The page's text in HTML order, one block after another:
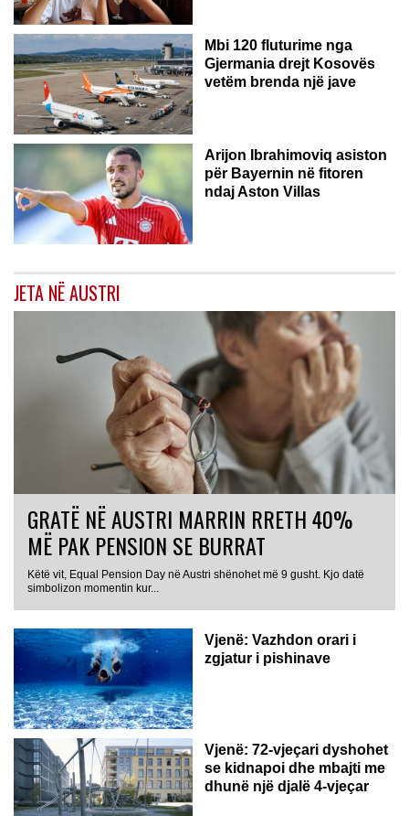
Mbi 120 fluturime nga
Gjermania drejt Kosovës
vetëm brenda një jave
Arijon Ibrahimoviq asiston
për Bayernin në fitoren
ndaj Aston Villas
JETA NË AUSTRI
GRATË NË AUSTRI MARRIN RRETH 40%
MË PAK PENSION SE BURRAT
Këtë vit, Equal Pension Day në Austri shënohet më 9 gusht. Kjo datë
simbolizon momentin kur...
Vjenë: Vazhdon orari i
zgjatur i pishinave
Vjenë: 72-vjeçari dyshohet
se kidnapoi dhe mbajti me
dhunë një djalë 4-vjeçar